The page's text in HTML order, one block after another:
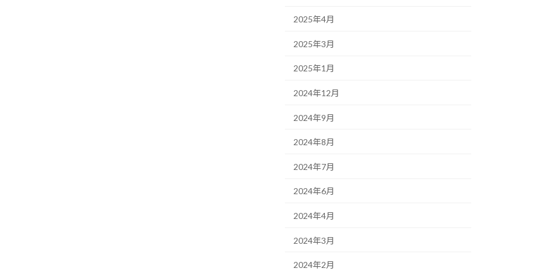
2025年4月
2025年3月
2025年1月
2024年12月
2024年9月
2024年8月
2024年7月
2024年6月
2024年4月
2024年3月
2024年2月